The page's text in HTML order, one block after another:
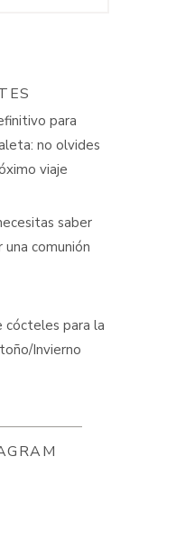
para
no olvides
viaje
saber
una comunión
cócteles para la
Invierno